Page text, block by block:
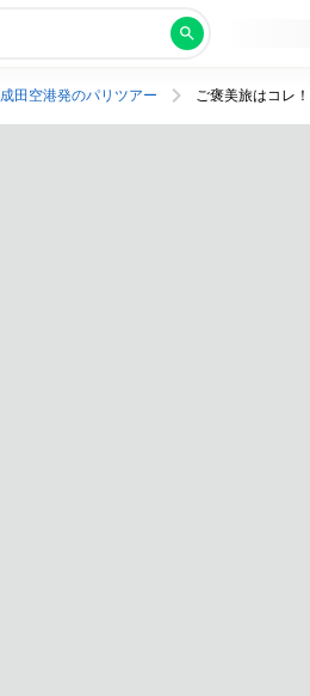
成田空港発のパリツアー